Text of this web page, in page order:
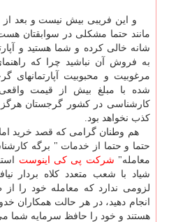
و این فریبی بیش نیست و بعد از
مانند حتما مشکلی در سوابقتان
شانه خالی کرده و شما هستید و
به فروش آن نباشید چرا که
مرغوبیت و محبوبیت آپارتمانهای
شده با مبلغ بیش از قیمت
کارشناسی در کشور گرجستان هرگز
کذب نخواهد بود.
هم وطنان گرامی که قصد خرید
حتما و حتما از خدمات " برگه
معامله" شرکت پی کی اینوست
شیاد با شعب متعدد کلاه بردار
لزومی ندارد که معامله خود را از
انجام دهید، در هر حالت همکاران
هستند و خود را حافظ سرمایه شما می